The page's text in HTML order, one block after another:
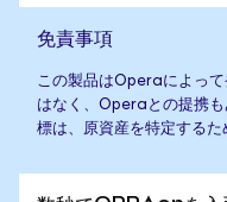
免責事項
この製品はOperaによっ
はなく、Operaとの提携
標は、原資産を特定するた